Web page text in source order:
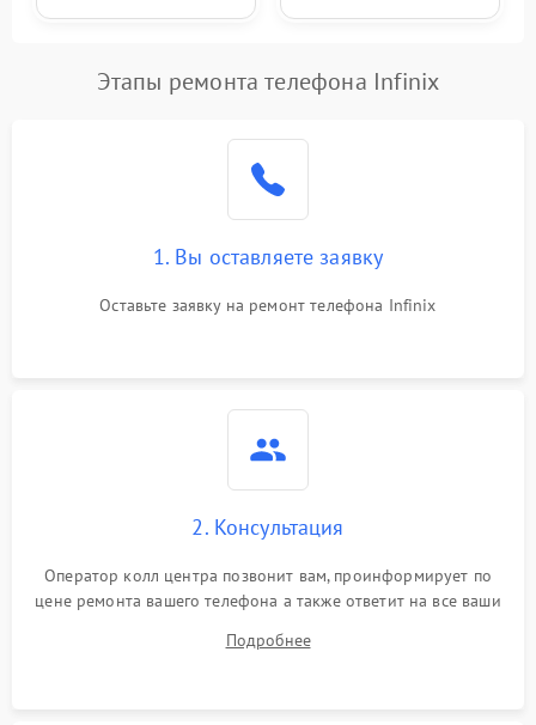
Этапы ремонта телефона Infinix
1. Вы оставляете заявку
Оставьте заявку на ремонт телефона Infinix
2. Консультация
Оператор колл центра позвонит вам, проинформирует по
цене ремонта вашего телефона а также ответит на все ваши
Подробнее